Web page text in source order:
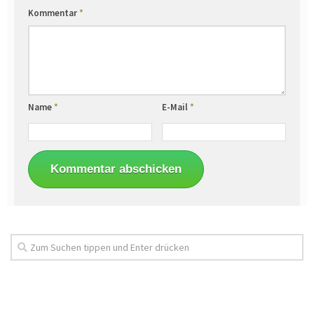
Kommentar*
Name* E-Mail*